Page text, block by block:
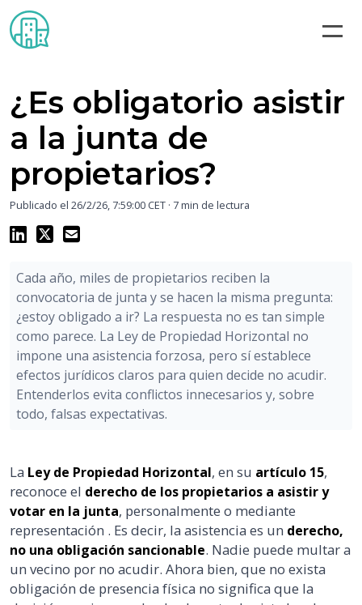
Noticias sobre Comunidades de Vecinos
¿Es obligatorio asistir
a la junta de
propietarios?
Publicado el 26/2/26, 7:59:00 CET · 7 min de lectura
Cada año, miles de propietarios reciben la
convocatoria de junta y se hacen la misma pregunta:
¿estoy obligado a ir? La respuesta no es tan simple
como parece. La Ley de Propiedad Horizontal no
impone una asistencia forzosa, pero sí establece
efectos jurídicos claros para quien decide no acudir.
Entenderlos evita conflictos innecesarios y, sobre
todo, falsas expectativas.
La Ley de Propiedad Horizontal, en su artículo 15,
reconoce el derecho de los propietarios a asistir y
votar en la junta, personalmente o mediante
representación . Es decir, la asistencia es un derecho,
no una obligación sancionable. Nadie puede multar a
un vecino por no acudir. Ahora bien, que no exista
obligación de presencia física no significa que la